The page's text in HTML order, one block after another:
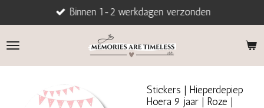
direct
naar
Binnen 1-2 werkdagen verzonden
Stickers | Hieperdepiep
Hoera 9 jaar | Roze |